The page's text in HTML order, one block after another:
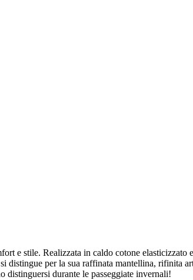
e stile. Realizzata in caldo cotone elasticizzato
distingue per la sua raffinata mantellina, rifinita
distinguersi durante le passeggiate invernali!